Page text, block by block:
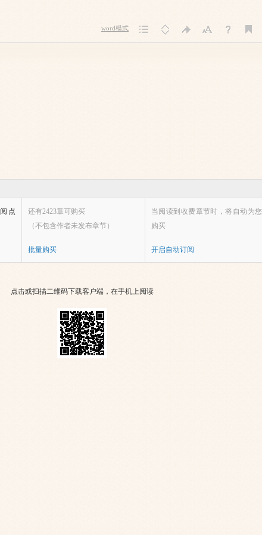
word模式
阅点
还有2423章可购买
（不包含作者未发布章节）
批量购买
当阅读到收费章节时，将自动为您
购买
开启自动订阅
点击或扫描二维码下载客户端，在手机上阅读